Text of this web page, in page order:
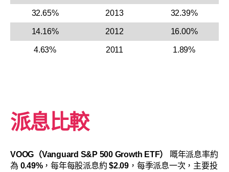
32.65% 2013 32.39%
14.16% 2012 16.00%
4.63% 2011 1.89%
派息比較
VOOG（Vanguard S&P 500 Growth ETF）
嘅年派息率約
為 0.49%，每年每股派息約$2.09 ，每季派息一次，主要投